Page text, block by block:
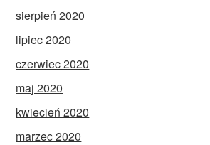
sierpień 2020
lipiec 2020
czerwiec 2020
maj 2020
kwiecień 2020
marzec 2020